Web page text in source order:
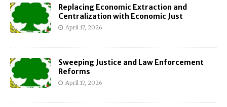
Replacing Economic Extraction and
Centralization with Economic Just
April 17, 2026
Sweeping Justice and Law Enforcement
Reforms
April 17, 2026